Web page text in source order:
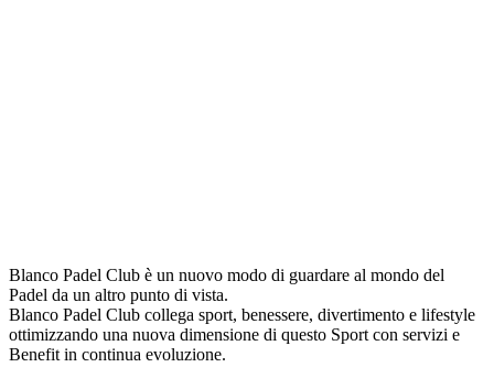
Blanco Padel Club è un nuovo modo di guardare al mondo del
Padel da un altro punto di vista.
Blanco Padel Club collega sport, benessere, divertimento e lifestyle
ottimizzando una nuova dimensione di questo Sport con servizi e
Benefit in continua evoluzione.